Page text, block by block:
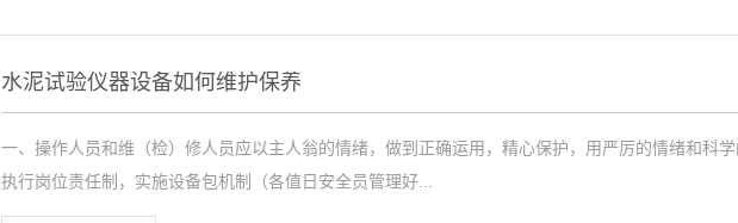
水泥试验仪器设备如何维护保养
一、操作人员和维（检）修人员应以主人翁的情绪，做到正确运用，精心保护，用严厉的情绪和科
执行岗位责任制，实施设备包机制（各值日安全员管理好...